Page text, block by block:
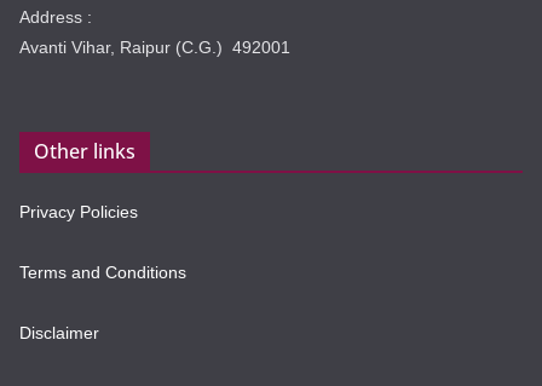
Address :
Avanti Vihar, Raipur (C.G.) 492001
Other links
Privacy Policies
Terms and Conditions
Disclaimer